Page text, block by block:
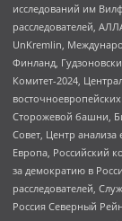
исследований им
расследователей,
UnKremlin,
Финланд,
Комитет-2024,
Сторожевой башни,
Совет, Центр анализа
Европа, Российский
за демократию в
расследователей,
Россия Северный